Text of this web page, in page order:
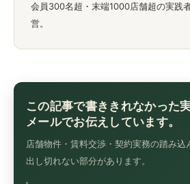
会員300名超・末端1000店舗超の実践
営。
この記事で書ききれなかった
メールでお伝えしています。
店舗物件・賃料交渉・契約実務の踏み込
出し切れない部分があります。